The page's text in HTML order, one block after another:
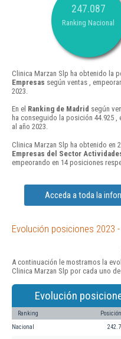
247.087
Ranking Nacional
Clinica Marzan Slp ha obtenido la
Empresas según ventas ,
2023.
En el Ranking de Madrid según
ha conseguido la posición 44.925
al año 2023.
Clinica Marzan Slp ha obtenido en
Empresas del Sector
empeorando en 14 posiciones
Acceda a toda la
Evolución posiciones 2023
A continuación le mostramos la
Clinica Marzan Slp por cada uno
Evolución
Ranking
Nacional